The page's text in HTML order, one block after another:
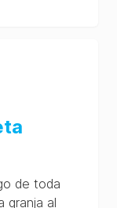
de toda
granja al